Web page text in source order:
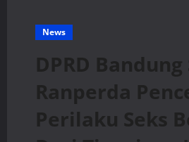
News
DPRD
Ranperda
Perilaku Seks